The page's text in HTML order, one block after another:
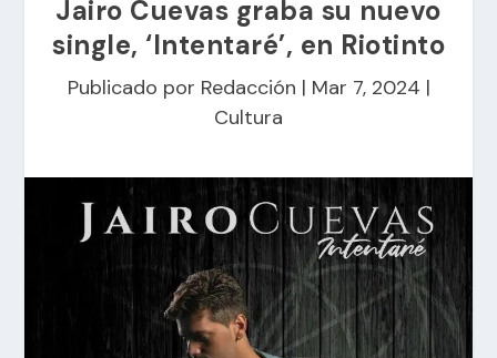
Jairo Cuevas graba su nuevo
single, ‘Intentaré’, en Riotinto
Publicado por Redacción | Mar 7, 2024 |
Cultura